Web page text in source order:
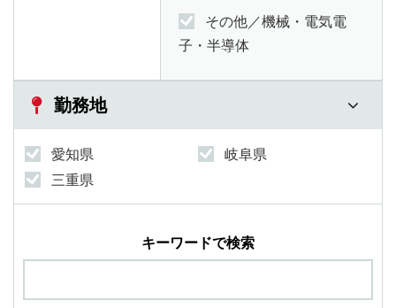
その他／機械・電気電
子・半導体
勤務地
愛知県
岐阜県
三重県
キーワードで検索